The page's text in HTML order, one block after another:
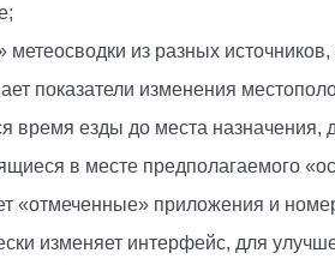
метеосводки из разных
показатели изменения
время езды до места
в месте предполагаемого
«отмеченные» приложения и
изменяет интерфейс, для